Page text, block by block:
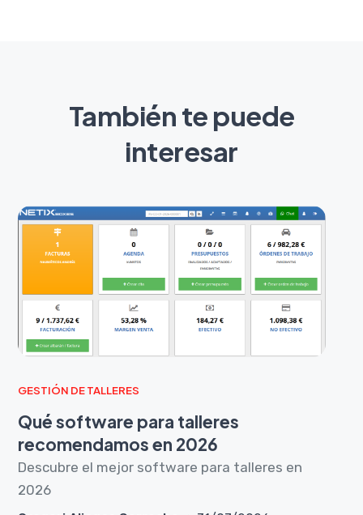
También te puede
interesar
GESTIÓN DE TALLERES
Qué software para talleres
recomendamos en 2026
Descubre el mejor software para talleres en
2026